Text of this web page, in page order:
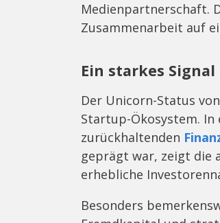
Medienpartnerschaft.
Zusammenarbeit auf
Ein starkes
Der Unicorn-Status
Startup-Ökosystem. In
zurückhaltenden
geprägt war, zeigt die
erhebliche
Besonders